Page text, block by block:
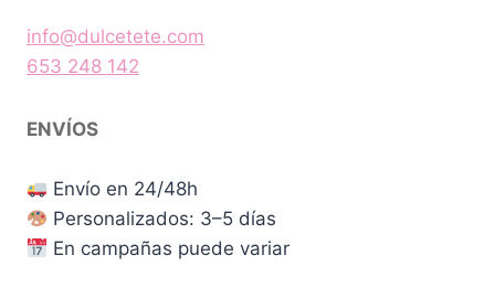
info@dulcetete.com
653 248 142
ENVÍOS
Envío en 24/48h
Personalizados: 3–5 días
En campañas puede variar